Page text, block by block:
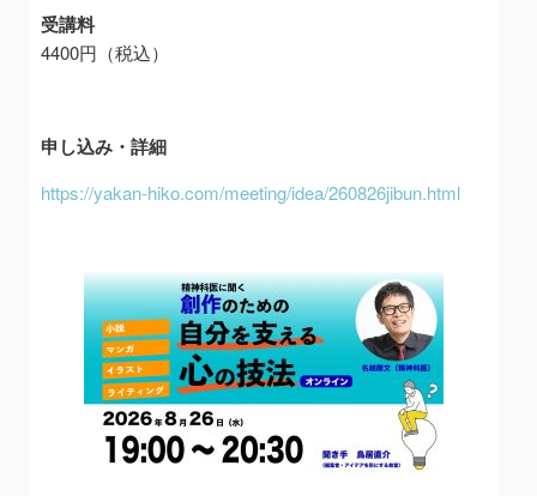
受講料
4400円（税込）
申し込み・詳細
https://yakan-hiko.com/meeting/idea/260826jibun.html